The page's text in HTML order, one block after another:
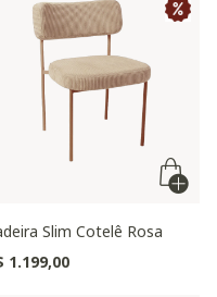
Slim Cotelê Rosa
1.199,00